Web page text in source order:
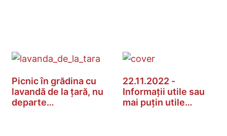
Picnic în grădina cu
lavandă de la țară, nu
departe…
22.11.2022 -
Informații utile sau
mai puțin utile…